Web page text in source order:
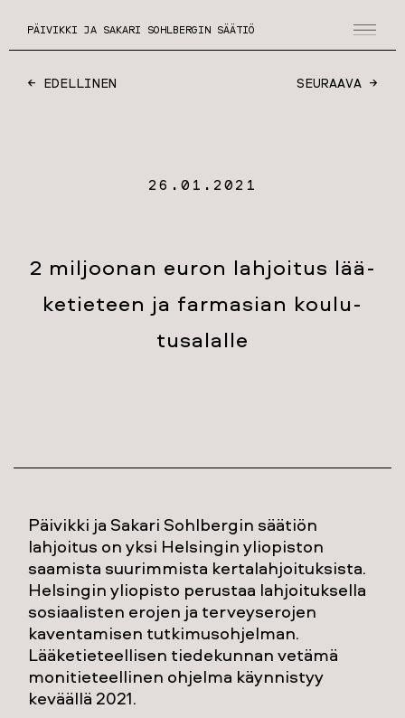
PÄIVIKKI JA SAKARI SOHLBERGIN SÄÄTIÖ
← EDELLINEN SEURAAVA →
26.01.2021
2 mil­joo­nan eu­ron lah­joi­tus lää­
ke­tie­teen ja far­m­asian kou­lu­
tusa­lal­le
Päivikki ja Sakari Sohlbergin säätiön
lahjoitus on yksi Helsingin yliopiston
saamista suurimmista kertalahjoituksista.
Helsingin yliopisto perustaa lahjoituksella
sosiaalisten erojen ja terveyserojen
kaventamisen tutkimusohjelman.
Lääketieteellisen tiedekunnan vetämä
monitieteellinen ohjelma käynnistyy
keväällä 2021.